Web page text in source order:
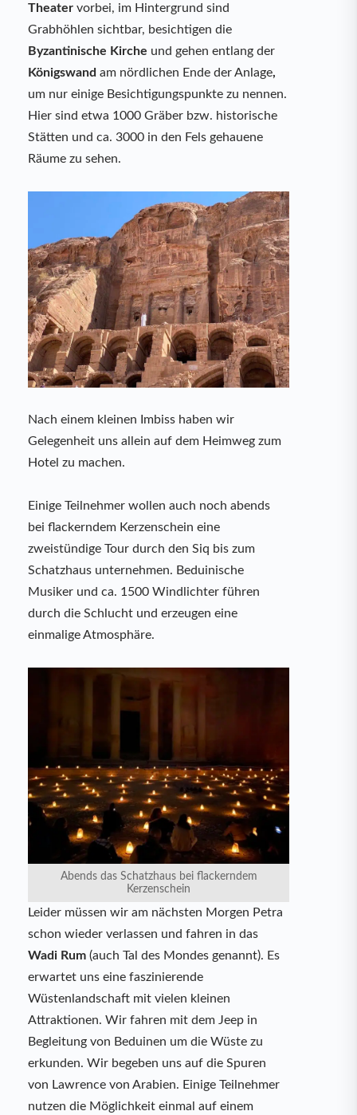
Theater vorbei, im Hintergrund sind
Grabhöhlen sichtbar, besichtigen die
Byzantinische Kirche und gehen entlang der
Königswand am nördlichen Ende der Anlage,
um nur einige Besichtigungspunkte zu nennen.
Hier sind etwa 1000 Gräber bzw. historische
Stätten und ca. 3000 in den Fels gehauene
Räume zu sehen.
Nach einem kleinen Imbiss haben wir
Gelegenheit uns allein auf dem Heimweg zum
Hotel zu machen.
Einige Teilnehmer wollen auch noch abends
bei flackerndem Kerzenschein eine
zweistündige Tour durch den Siq bis zum
Schatzhaus unternehmen. Beduinische
Musiker und ca. 1500 Windlichter führen
durch die Schlucht und erzeugen eine
einmalige Atmosphäre.
Abends das Schatzhaus bei flackerndem
Kerzenschein
Leider müssen wir am nächsten Morgen Petra
schon wieder verlassen und fahren in das
Wadi Rum (auch Tal des Mondes genannt). Es
erwartet uns eine faszinierende
Wüstenlandschaft mit vielen kleinen
Attraktionen. Wir fahren mit dem Jeep in
Begleitung von Beduinen um die Wüste zu
erkunden. Wir begeben uns auf die Spuren
von Lawrence von Arabien. Einige Teilnehmer
nutzen die Möglichkeit einmal auf einem